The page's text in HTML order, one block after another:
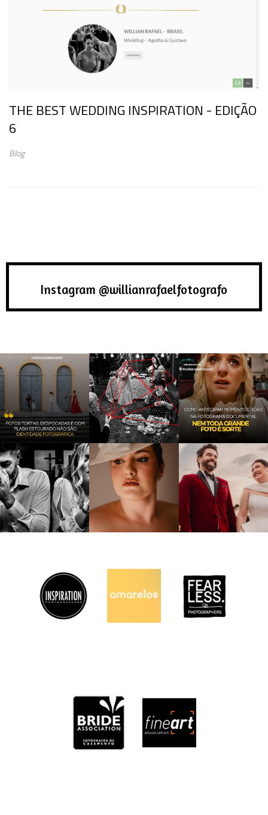
THE BEST WEDDING INSPIRATION - EDIÇÃO
6
Blog
Instagram @willianrafaelfotografo